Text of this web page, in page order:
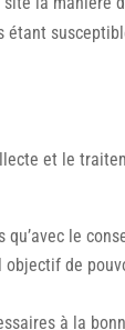
et le
le
de
à la